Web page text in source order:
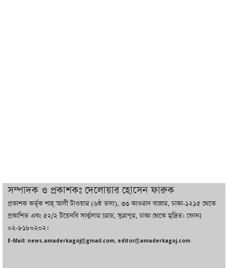
বাজারে কাঁচা মরিচে ‘আগুন’, ‘এত দাম তো
আগে দেখিনি’
সম্পাদক ও প্রকাশকঃ দেলোয়ার হোসেন ফারুক
প্রকাশক কর্তৃক শাহ্ আলী টাওয়ার (৬ষ্ঠ তলা), ৩৩ কাওরান বাজার, ঢাকা-১২১৫ থেকে
প্রকাশিত এবং ৫২/২ টয়েনবি সার্কুলার রোড, সুত্রাপুর, ঢাকা থেকে মুদ্রিত। ফোনঃ
০২-৮১৮০২০২।
E-Mail: news.amaderkagoj@gmail.com, editor@amaderkagoj.com